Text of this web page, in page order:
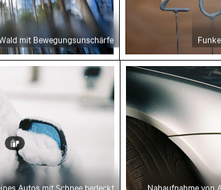
mit Bewegungsunschärfe
Autos mit Schnee bedeckt
Autos mit Schnee bedeckt
Nahaufnahme
Nahaufnahme von